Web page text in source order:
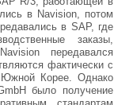
в Navision, потом
в SAP, где
заказы,
передавался
фактически с
Южной Корее. Однако
было получение